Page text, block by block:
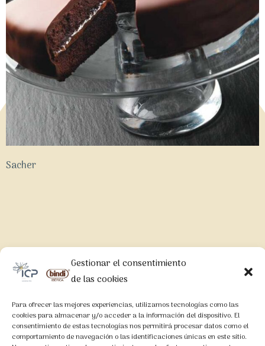
Gestionar el consentimiento
de las cookies
Para ofrecer las mejores experiencias, utilizamos tecnologías como las
cookies para almacenar y/o acceder a la información del dispositivo. El
consentimiento de estas tecnologías nos permitirá procesar datos como el
comportamiento de navegación o las identificaciones únicas en este sitio.
Sacher
LEGAL
Política de Privacidad
Política de Cookies